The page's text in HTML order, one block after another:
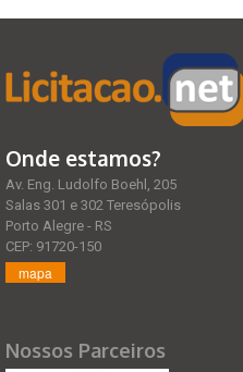
Onde estamos?
Av. Eng. Ludolfo Boehl, 205
Salas 301 e 302 Teresópolis
Porto Alegre - RS
CEP: 91720-150
mapa
Nossos Parceiros